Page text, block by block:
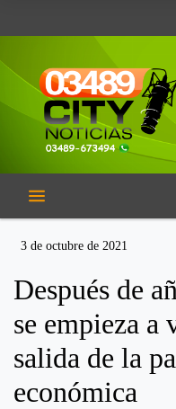
3 de octubre de 2021
Después de
se empieza a
salida de la
económica